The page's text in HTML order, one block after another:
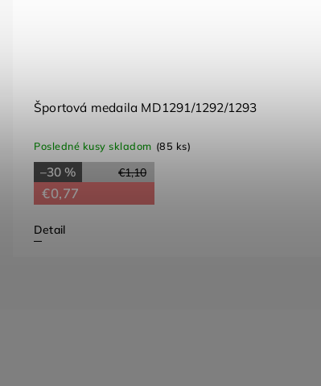
Športová medaila MD1291/1292/1293
Posledné kusy skladom (85 ks)
€1,10
–30 %
€0,77
Detail